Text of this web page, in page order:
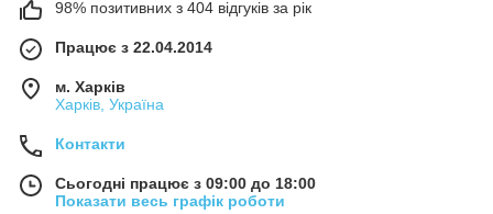
98% позитивних з 404 відгуків за рік
Працює з 22.04.2014
м. Харків
Харків, Україна
Контакти
Сьогодні працює з 09:00 до 18:00
Показати весь графік роботи